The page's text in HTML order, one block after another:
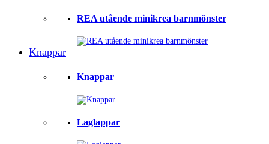
REA utående minikrea barnmönster
Knappar
Knappar
Laglappar